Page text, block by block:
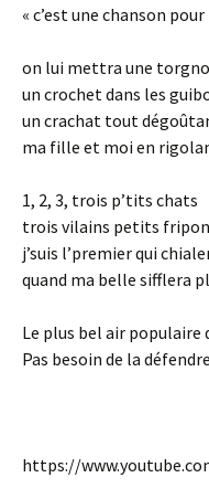
« c’est une chanson pour
on lui mettra une
un crochet dans les
un crachat tout
ma fille et moi en
1, 2, 3, trois p’tits chats
trois vilains petits
j’suis l’premier qui
quand ma belle sifflera
Le plus bel air
Pas besoin de la
https://